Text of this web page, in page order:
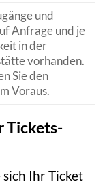
und
Anfrage und je
in der
vorhanden.
Sie den
Voraus.
Tickets-
Ihr Ticket